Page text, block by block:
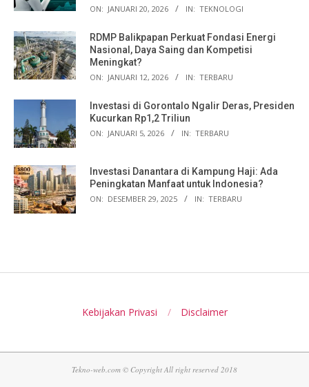
ON: JANUARI 20, 2026 IN: TEKNOLOGI
RDMP Balikpapan Perkuat Fondasi Energi
Nasional, Daya Saing dan Kompetisi
Meningkat?
ON: JANUARI 12, 2026 IN: TERBARU
Investasi di Gorontalo Ngalir Deras, Presiden
Kucurkan Rp1,2 Triliun
ON: JANUARI 5, 2026 IN: TERBARU
Investasi Danantara di Kampung Haji: Ada
Peningkatan Manfaat untuk Indonesia?
ON: DESEMBER 29, 2025 IN: TERBARU
Kebijakan Privasi Disclaimer
Tekno-web.com © Copyright All right reserved 2018